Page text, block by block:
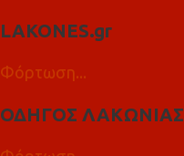
LAKONES.gr
Φόρτωση...
ΟΔΗΓΟΣ ΛΑΚΩΝΙΑΣ